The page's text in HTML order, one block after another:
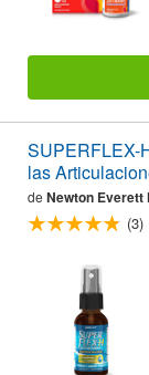
SUPERFLEX-
las
de Newton
(3)